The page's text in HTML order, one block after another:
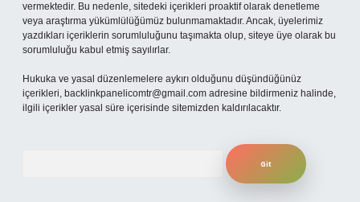
vermektedir. Bu nedenle, sitedeki içerikleri proaktif olarak denetleme
veya araştırma yükümlülüğümüz bulunmamaktadır. Ancak, üyelerimiz
yazdıkları içeriklerin sorumluluğunu taşımakta olup, siteye üye olarak bu
sorumluluğu kabul etmiş sayılırlar.
Hukuka ve yasal düzenlemelere aykırı olduğunu düşündüğünüz
içerikleri, backlinkpanelicomtr@gmail.com adresine bildirmeniz halinde,
ilgili içerikler yasal süre içerisinde sitemizden kaldırılacaktır.